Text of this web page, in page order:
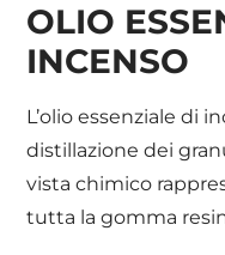
OLIO
INCENSO
L’olio essenziale di
distillazione dei
vista chimico
tutta la gomma